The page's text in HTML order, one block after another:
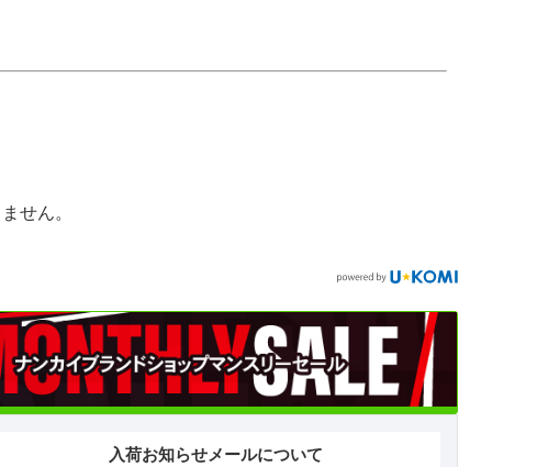
せん。
入荷お知らせメールについて